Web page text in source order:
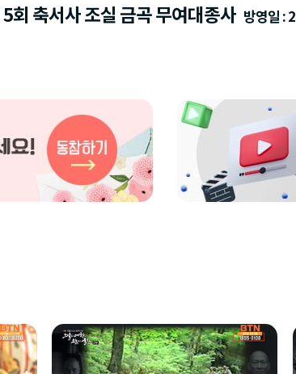
회 축서사 조실 금곡 무여대종사 방영일 :